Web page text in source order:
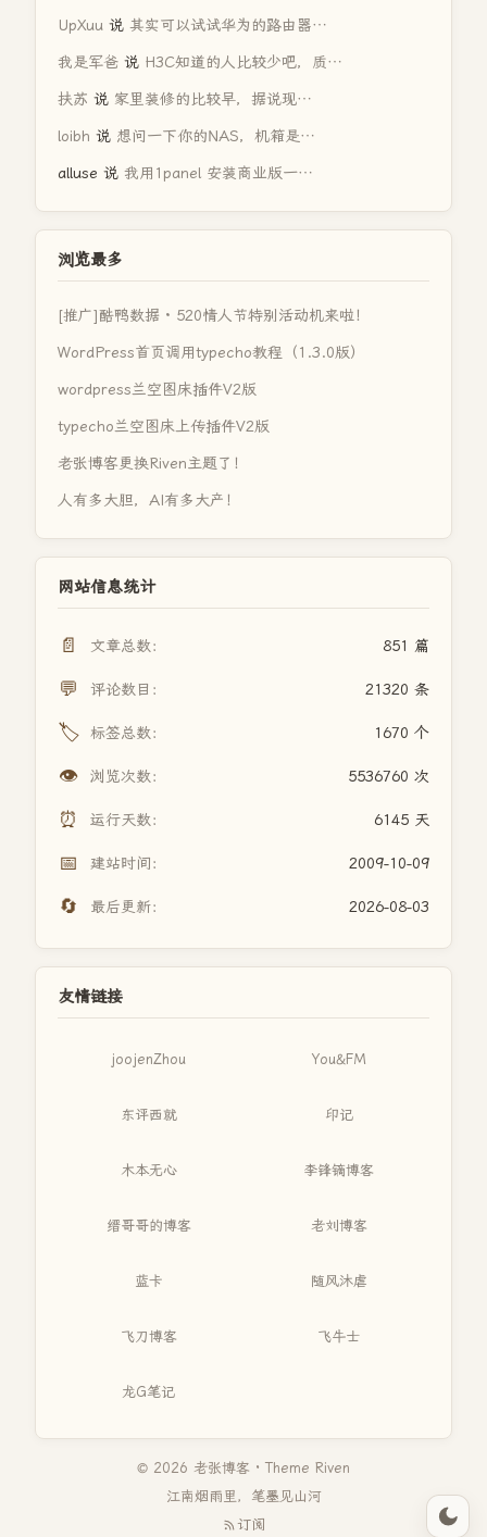
UpXuu 说 其实可以试试华为的路由器…
我是军爸 说 H3C知道的人比较少吧，质…
扶苏 说 家里装修的比较早，据说现…
loibh 说 想问一下你的NAS，机箱是…
alluse 说 我用1panel 安装商业版一…
浏览最多
[推广]酷鸭数据 · 520情人节特别活动机来啦！
WordPress首页调用typecho教程（1.3.0版）
wordpress兰空图床插件V2版
typecho兰空图床上传插件V2版
老张博客更换Riven主题了！
人有多大胆，AI有多大产！
网站信息统计
📄 文章总数： 851 篇
💬 评论数目： 21320 条
🏷️ 标签总数： 1670 个
👁️ 浏览次数： 5536760 次
⏰ 运行天数： 6145 天
📅 建站时间： 2009-10-09
🔄 最后更新： 2026-08-03
友情链接
joojenZhou You&FM
东评西就 印记
木本无心 李锋镝博客
缙哥哥的博客 老刘博客
蓝卡 随风沐虐
飞刀博客 飞牛士
龙G笔记
© 2026 老张博客 · Theme Riven
江南烟雨里，笔墨见山河
订阅